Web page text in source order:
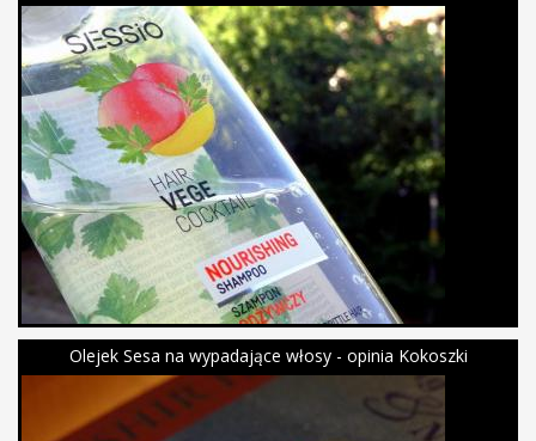
Olejek Sesa na wypadające włosy - opinia Kokoszki